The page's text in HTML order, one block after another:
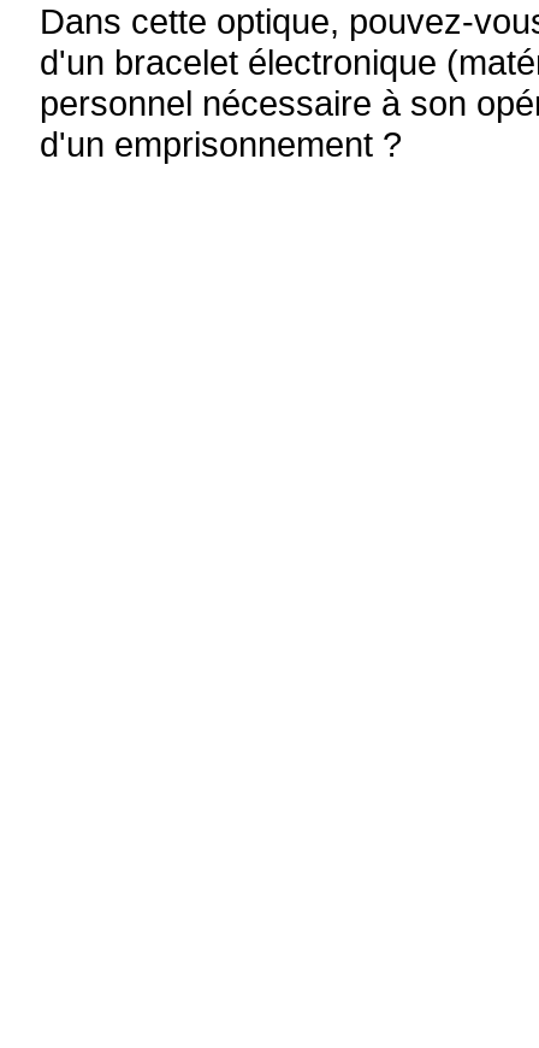
Dans cette optique, pouvez-
d'un bracelet électronique
personnel nécessaire à son
d'un emprisonnement ?